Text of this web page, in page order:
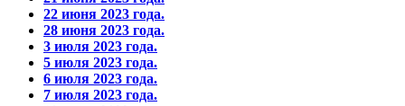
22 июня 2023 года.
28 июня 2023 года.
3 июля 2023 года.
5 июля 2023 года.
6 июля 2023 года.
7 июля 2023 года.